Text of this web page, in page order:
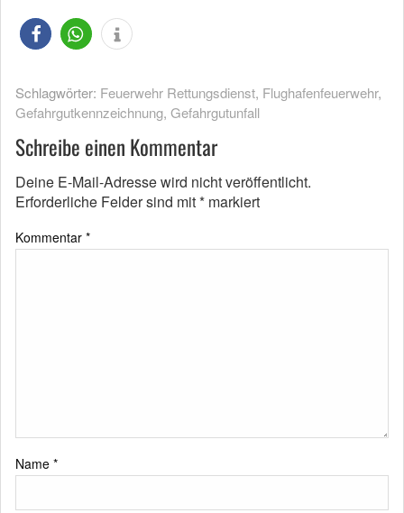
Schlagwörter: Feuerwehr Rettungsdienst, Flughafenfeuerwehr,
Gefahrgutkennzeichnung, Gefahrgutunfall
Schreibe einen Kommentar
Deine E-Mail-Adresse wird nicht veröffentlicht.
Erforderliche Felder sind mit* markiert
Kommentar *
Name *